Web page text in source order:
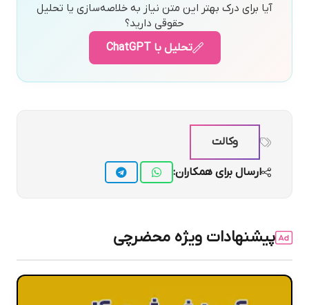
آیا برای درک بهتر این متن نیاز به خلاصه‌سازی یا تحلیل
حقوقی دارید؟
تحلیل با ChatGPT
وکالت
ارسال برای همکاران:
پیشنهادات ویژه محضرچی